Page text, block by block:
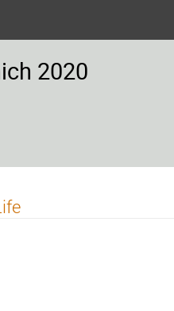
2020